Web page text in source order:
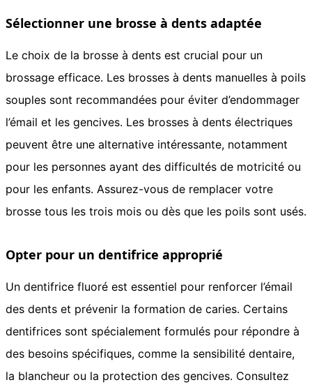
Sélectionner une brosse à dents adaptée
Le choix de la brosse à dents est crucial pour un
brossage efficace. Les brosses à dents manuelles à poils
souples sont recommandées pour éviter d’endommager
l’émail et les gencives. Les brosses à dents électriques
peuvent être une alternative intéressante, notamment
pour les personnes ayant des difficultés de motricité ou
pour les enfants. Assurez-vous de remplacer votre
brosse tous les trois mois ou dès que les poils sont usés.
Opter pour un dentifrice approprié
Un dentifrice fluoré est essentiel pour renforcer l’émail
des dents et prévenir la formation de caries. Certains
dentifrices sont spécialement formulés pour répondre à
des besoins spécifiques, comme la sensibilité dentaire,
la blancheur ou la protection des gencives. Consultez